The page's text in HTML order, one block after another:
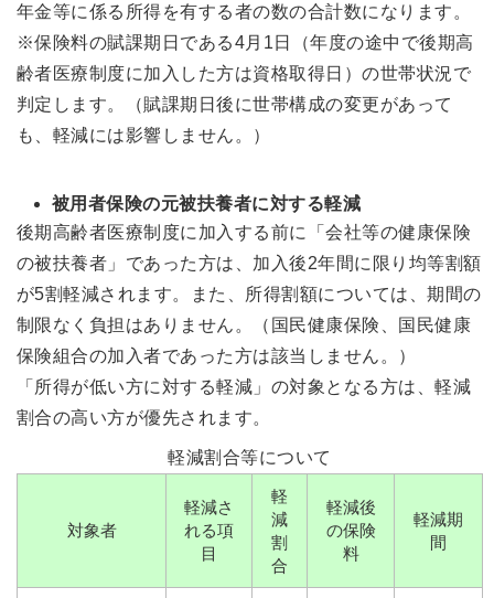
年金等に係る所得を有する者の数の合計数になります。
※保険料の賦課期日である4月1日（年度の途中で後期高
齢者医療制度に加入した方は資格取得日）の世帯状況で
判定します。（賦課期日後に世帯構成の変更があって
も、軽減には影響しません。）
被用者保険の元被扶養者に対する軽減
後期高齢者医療制度に加入する前に「会社等の健康保険
の被扶養者」であった方は、加入後2年間に限り均等割額
が5割軽減されます。また、所得割額については、期間の
制限なく負担はありません。（国民健康保険、国民健康
保険組合の加入者であった方は該当しません。）
「所得が低い方に対する軽減」の対象となる方は、軽減
割合の高い方が優先されます。
軽減割合等について
対象者
軽減さ
れる項
目
軽
減
割
合
軽減後
の保険
料
軽減期
間